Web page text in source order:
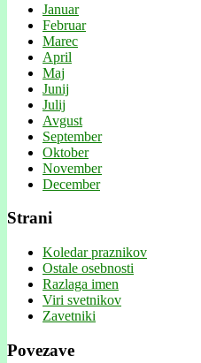
Januar
Februar
Marec
April
Maj
Junij
Julij
Avgust
September
Oktober
November
December
Strani
Koledar praznikov
Ostale osebnosti
Razlaga imen
Viri svetnikov
Zavetniki
Povezave